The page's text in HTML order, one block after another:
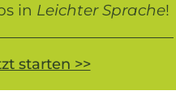
in Leichter Sprache!
starten >>